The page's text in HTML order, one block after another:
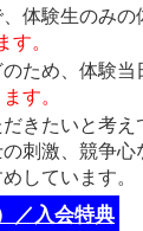
体験生のみ
す。
ため、体験当
す。
だきたいと考
刺激、競争
しています。
／入会特典